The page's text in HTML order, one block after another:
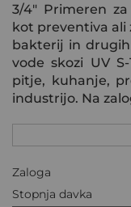
3/4" Primeren
kot preventiva ali
bakterij in
vode skozi UV
pitje, kuhanje,
industrijo. Na
Zaloga
Stopnja davka